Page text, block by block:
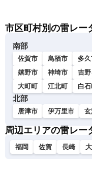
市区町村別の雷レー
南部
佐賀市 鳥栖市 多
嬉野市
神埼市 吉
大町町
江北町 白
北部
唐津市 伊万里市
周辺エリアの雷レー
福岡 佐賀 長崎